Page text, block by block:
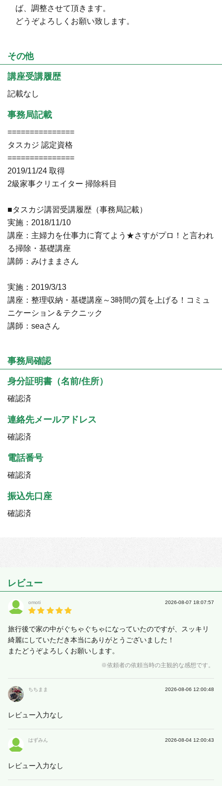
ば、調整させて頂きます。
どうぞよろしくお願い致します。
その他
講座受講履歴
記載なし
事務局記載
===============
タスカジ 認定資格
===============
2019/11/24 取得
2級家事クリエイター 掃除科目
■タスカジ講習受講履歴（事務局記載）
実施：2018/11/10
講座：主婦力を仕事力に育てよう★さすがプロ！と言われ
る掃除・基礎講座
講師：みけままさん
実施：2019/3/13
講座：整理収納・基礎講座～3時間の質を上げる！コミュ
ニケーション＆テクニック
講師：seaさん
事務局確認
身分証明書（名前/住所）
確認済
連絡先メールアドレス
確認済
電話番号
確認済
振込先口座
確認済
レビュー
omoti 2026-08-07 18:07:57
旅行後で家の中がぐちゃぐちゃになっていたのですが、スッキリ
綺麗にしていただき本当にありがとうございました！
またどうぞよろしくお願いします。
※依頼者の依頼当時の主観的な感想です。
ちちまま 2026-08-06 12:00:48
レビュー入力なし
はずみん 2026-08-04 12:00:43
レビュー入力なし